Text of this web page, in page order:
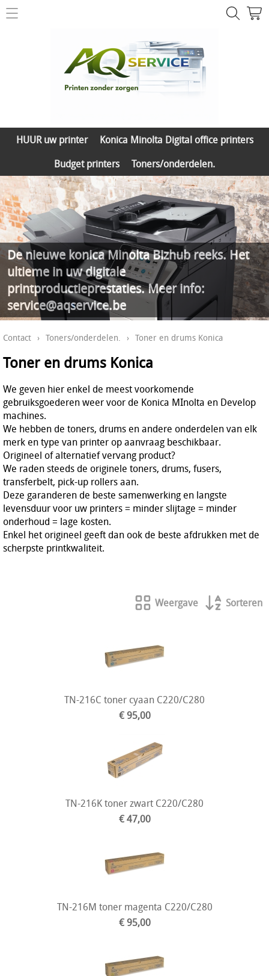
Printer herstelling
Konica Minolta Digital office printers
Toners/onderdelen.
HUUR uw printer
Konica Minolta Digital office printers
Budget printers
Toners/onderdelen.
De nieuwe konica Minolta Bizhub reeks. Het
ultieme in uw digitale
printproductieprestaties. Meer info:
service@aqservice.be
Contact › Toners/onderdelen. › Toner en drums Konica
Toner en drums Konica
We geven hier enkel de meest voorkomende
gebruiksgoederen weer voor de Konica MInolta en Develop
machines.
We hebben de toners, drums en andere onderdelen van elk
merk en type van printer op aanvraag beschikbaar.
Origineel of alternatief vervang product?
We raden steeds de originele toners, drums, fusers,
transferbelt, pick-up rollers aan.
Deze garanderen de beste samenwerking en langste
levensduur voor uw printers = minder slijtage = minder
onderhoud = lage kosten.
Enkel het origineel geeft dan ook de beste afdrukken met de
scherpste printkwaliteit.
Weergave Sorteren
TN-216C toner cyaan C220/C280
€ 95,00
TN-216K toner zwart C220/C280
€ 47,00
TN-216M toner magenta C220/C280
€ 95,00